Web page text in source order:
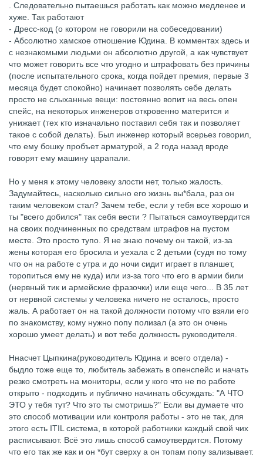
. Следовательно пытаешься работать как можно медленее и
хуже. Так работают
- Дресс-код (о котором не говорили на собеседовании)
- Абсолютно хамское отношение Юдина. В комментах здесь и
с незнакомыми людьми он абсолютно другой, а как чувствует
что может говорить все что угодно и штрафовать без причины
(после испытательного срока, когда пойдет премия, первые 3
месяца будет спокойно) начинает позволять себе делать
просто не слыханные вещи: постоянно вопит на весь опен
спейс, на некоторых инженеров откровенно матерится и
унижает (тех кто изначально поставил себя так и позволяет
такое с собой делать). Был инженер который всерьез говорил,
что ему бошку пробъет арматурой, а 2 года назад вроде
говорят ему машину царапали.
Но у меня к этому человеку злости нет, только жалость.
Задумайтесь, насколько сильно его жизнь вы*бала, раз он
таким человеком стал? Зачем тебе, если у тебя все хорошо и
ты "всего добился" так себя вести ? Пытаться самоутвердится
на своих подчиненных по средствам штрафов на пустом
месте. Это просто тупо. Я не знаю почему он такой, из-за
жены которая его бросила и уехала с 2 детьми (судя по тому
что он на работе с утра и до ночи сидит играет в планшет,
торопиться ему не куда) или из-за того что его в армии били
(нервный тик и армейские фразочки) или еще чего... В 35 лет
от нервной системы у человека ничего не осталось, просто
жаль. А работает он на такой должности потому что взяли его
по знакомству, кому нужно попу полизал (а это он очень
хорошо умеет делать) и вот тебе должность руководителя.
Ннасчет Цыпкина(руководитель Юдина и всего отдела) -
быдло тоже еще то, любитель забежать в опенспейс и начать
резко смотреть на мониторы, если у кого что не по работе
открыто - подходить и публично начинать обсуждать: "А ЧТО
ЭТО у тебя тут? Что это ты смотришь?" Если вы думаете что
это способ мотивации или контроля работы - это не так, для
этого есть ITIL система, в которой работники каждый свой чих
расписывают. Всё это лишь способ самоутвердится. Потому
что его так же как и он *бут сверху а он топам попу зализывает.